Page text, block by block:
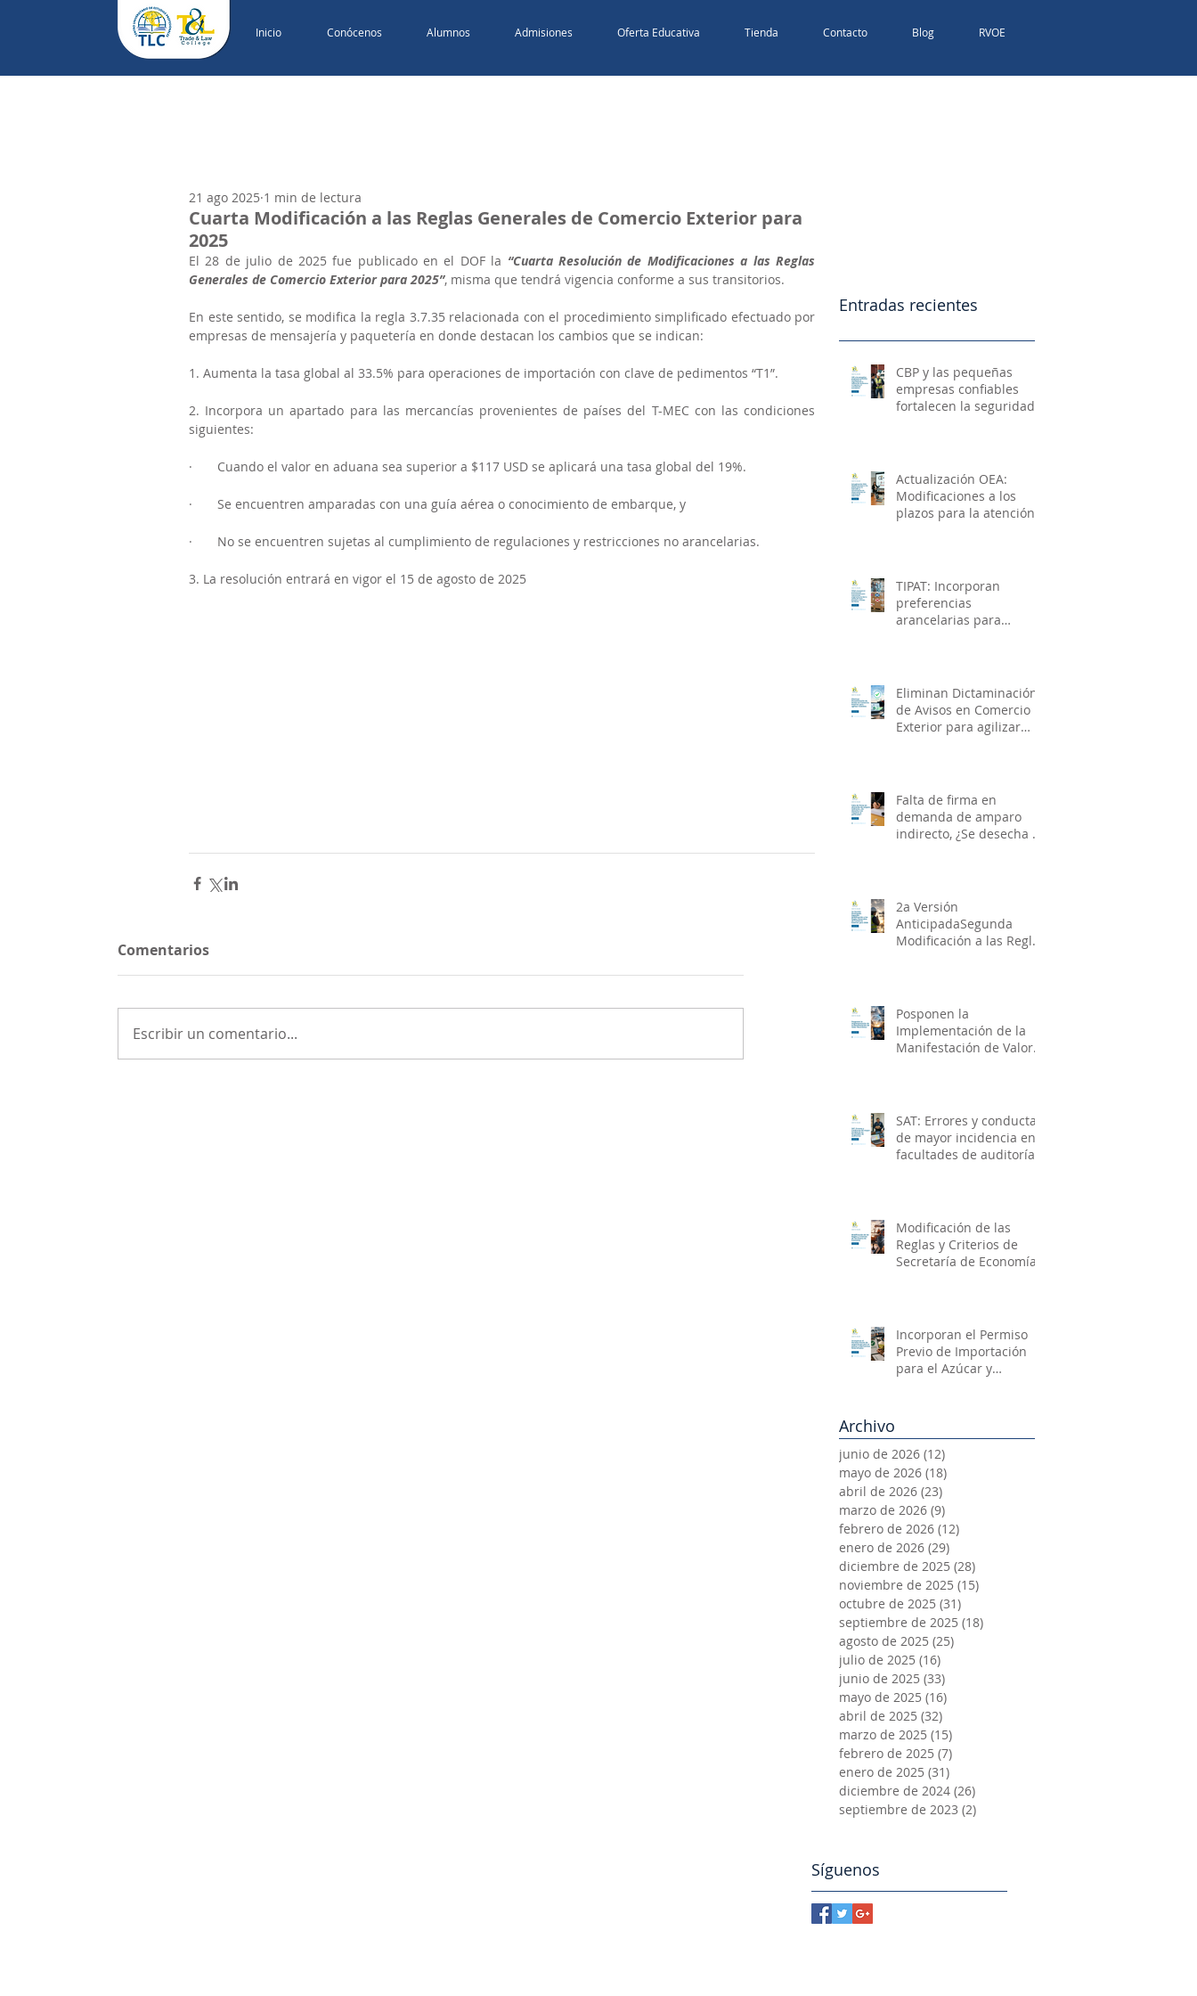
Inicio Conócenos Alumnos Admisiones Oferta Educativa Tienda Contacto Blog RVOE
Cuarta Modificación a las Reglas Generales de Comercio Exterior para
2025
21 ago 2025 1 min de lectura
El 28 de julio de 2025 fue publicado en el DOF la “Cuarta Resolución de Modificaciones a las Reglas
Generales de Comercio Exterior para 2025”, misma que tendrá vigencia conforme a sus transitorios.
En este sentido, se modifica la regla 3.7.35 relacionada con el procedimiento simplificado efectuado por
empresas de mensajería y paquetería en donde destacan los cambios que se indican:
1. Aumenta la tasa global al 33.5% para operaciones de importación con clave de pedimentos “T1”.
2. Incorpora un apartado para las mercancías provenientes de países del T-MEC con las condiciones
siguientes:
·       Cuando el valor en aduana sea superior a $117 USD se aplicará una tasa global del 19%.
·       Se encuentren amparadas con una guía aérea o conocimiento de embarque, y
·       No se encuentren sujetas al cumplimiento de regulaciones y restricciones no arancelarias.
3. La resolución entrará en vigor el 15 de agosto de 2025
Comentarios
Escribir un comentario...
Entradas recientes
CBP y las pequeñas
empresas confiables
fortalecen la seguridad
Actualización OEA:
Modificaciones a los
plazos para la atención y
TIPAT: Incorporan
preferencias
arancelarias para
Norte
Eliminan Dictaminación
de Avisos en Comercio
Exterior para agilizar
Falta de firma en
demanda de amparo
indirecto, ¿Se desecha o
2a Versión
AnticipadaSegunda
Modificación a las Reglas
Posponen la
Implementación de la
Manifestación de Valor
SAT: Errores y conductas
de mayor incidencia en
facultades de auditorías
Modificación de las
Reglas y Criterios de
Secretaría de Economía
Incorporan el Permiso
Previo de Importación
para el Azúcar y
Archivo
junio de 2026 (12)
mayo de 2026 (18)
abril de 2026 (23)
marzo de 2026 (9)
febrero de 2026 (12)
enero de 2026 (29)
diciembre de 2025 (28)
noviembre de 2025 (15)
octubre de 2025 (31)
septiembre de 2025 (18)
agosto de 2025 (25)
julio de 2025 (16)
junio de 2025 (33)
mayo de 2025 (16)
abril de 2025 (32)
marzo de 2025 (15)
febrero de 2025 (7)
enero de 2025 (31)
diciembre de 2024 (26)
septiembre de 2023 (2)
Síguenos